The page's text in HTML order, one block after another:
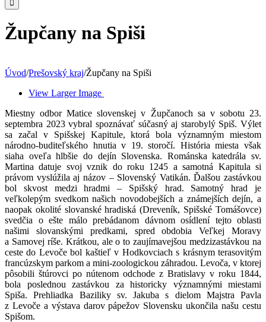
Župčany na Spiši
Úvod/Prešovský kraj/Župčany na Spiši
View Larger Image
Miestny odbor Matice slovenskej v Župčanoch sa v sobotu 23.
septembra 2023 vybral spoznávať súčasný aj starobylý Spiš. Výlet
sa začal v Spišskej Kapitule, ktorá bola významným miestom
národno-buditeľského hnutia v 19. storočí. História miesta však
siaha oveľa hlbšie do dejín Slovenska. Románska katedrála sv.
Martina datuje svoj vznik do roku 1245 a samotná Kapitula si
právom vyslúžila aj názov – Slovenský Vatikán. Ďalšou zastávkou
bol skvost medzi hradmi – Spišský hrad. Samotný hrad je
veľkolepým svedkom našich novodobejších a známejších dejín, a
naopak okolité slovanské hradiská (Dreveník, Spišské Tomášovce)
svedčia o ešte málo prebádanom dávnom osídlení tejto oblasti
našimi slovanskými predkami, spred obdobia Veľkej Moravy
a Samovej ríše. Krátkou, ale o to zaujímavejšou medzizastávkou na
ceste do Levoče bol kaštieľ v Hodkovciach s krásnym terasovitým
francúzskym parkom a mini-zoologickou záhradou. Levoča, v ktorej
pôsobili štúrovci po nútenom odchode z Bratislavy v roku 1844,
bola poslednou zastávkou za historicky významnými miestami
Spiša. Prehliadka Baziliky sv. Jakuba s dielom Majstra Pavla
z Levoče a výstava darov pápežov Slovensku ukončila našu cestu
Spišom.